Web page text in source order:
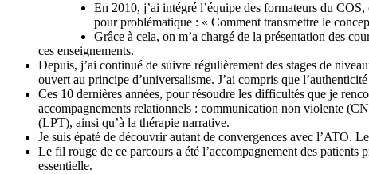
En 2010, j’ai intégré l’équipe des formateurs du
pour problématique : « Comment transmettre le
Grâce à cela, on m’a chargé de la présentation des
ces enseignements.
Depuis, j’ai continué de suivre régulièrement des stages de
ouvert au principe d’universalisme. J’ai compris que
Ces 10 dernières années, pour résoudre les difficultés que je
accompagnements relationnels : communication non violente
(LPT), ainsi qu’à la thérapie narrative.
Je suis épaté de découvrir autant de convergences avec l’ATO.
Le fil rouge de ce parcours a été l’accompagnement des
essentielle.